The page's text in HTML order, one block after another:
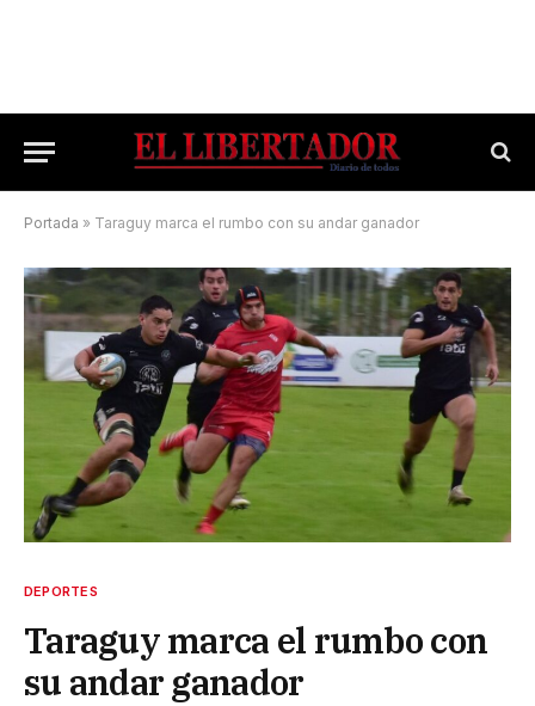
Portada » Taraguy marca el rumbo con su andar ganador
DEPORTES
Taraguy marca el rumbo con
su andar ganador